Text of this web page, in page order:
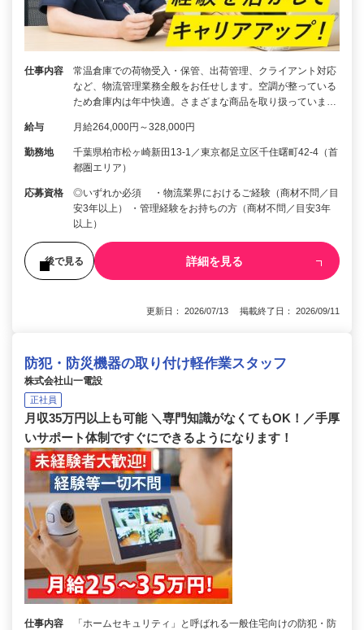
仕事内容
常温倉庫での荷物受入・保管、出荷管理、クライアント対応
など、物流管理業務全般をお任せします。空調が整っている
ため倉庫内は年中快適。さまざまな商品を取り扱っていま…
給与 月給264,000円～328,000円
勤務地
千葉県柏市松ヶ崎新田13-1／東京都足立区千住曙町42-4（首
都圏エリア）
応募資格
◎いずれか必須 ・物流業界におけるご経験（商材不問／目
安3年以上） ・管理経験をお持ちの方（商材不問／目安3年
以上）
後で見る 詳細を見る
更新日： 2026/07/13 掲載終了日： 2026/09/11
防犯・防災機器の取り付け軽作業スタッフ
株式会社山一電設
正社員
月収35万円以上も可能 ＼専門知識がなくてもOK！／手厚
いサポート体制ですぐにできるようになります！
仕事内容
「ホームセキュリティ」と呼ばれる一般住宅向けの防犯・防